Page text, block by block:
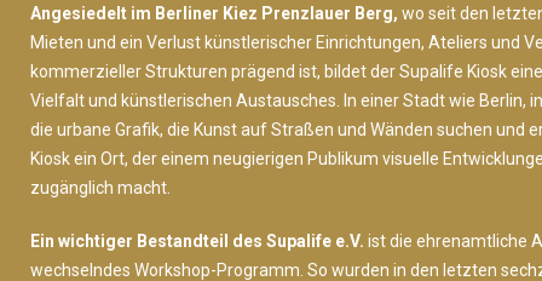
Angesiedelt im Berliner Kiez Prenzlauer Berg, wo seit den
Mieten und ein Verlust künstlerischer Einrichtungen, Ateliers und
kommerzieller Strukturen prägend ist, bildet der Supalife Kiosk
Vielfalt und künstlerischen Austausches. In einer Stadt wie Berlin,
die urbane Grafik, die Kunst auf Straßen und Wänden suchen und
Kiosk ein Ort, der einem neugierigen Publikum visuelle
zugänglich macht.
Ein wichtiger Bestandteil des Supalife e.V. ist die ehrenamtliche
wechselndes Workshop-Programm. So wurden in den letzten